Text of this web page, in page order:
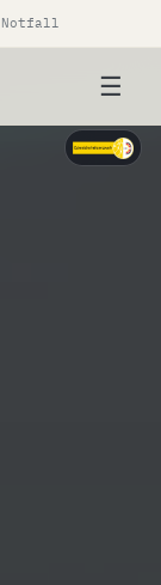
Notfall
☰